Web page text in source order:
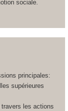
sociale.
principales:
supérieures
travers les actions